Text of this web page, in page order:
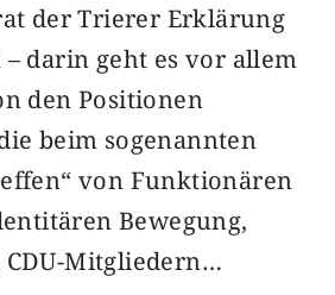
der Trierer Erklärung
– darin geht es vor allem
den Positionen
beim sogenannten
von Funktionären
Bewegung,
Mitgliedern…